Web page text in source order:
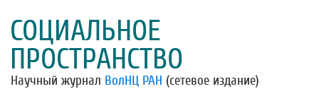
СОЦИАЛЬНОЕ
ПРОСТРАНСТВО
Научный журнал ВолНЦ РАН (сетевое издание)